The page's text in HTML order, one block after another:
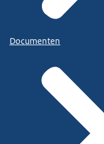
Documenten